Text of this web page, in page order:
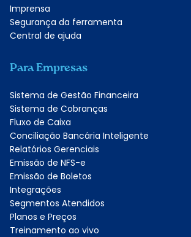
Imprensa
Segurança da ferramenta
Central de ajuda
Para Empresas
Sistema de Gestão Financeira
Sistema de Cobranças
Fluxo de Caixa
Conciliação Bancária Inteligente
Relatórios Gerenciais
Emissão de NFS-e
Emissão de Boletos
Integrações
Segmentos Atendidos
Planos e Preços
Treinamento ao vivo